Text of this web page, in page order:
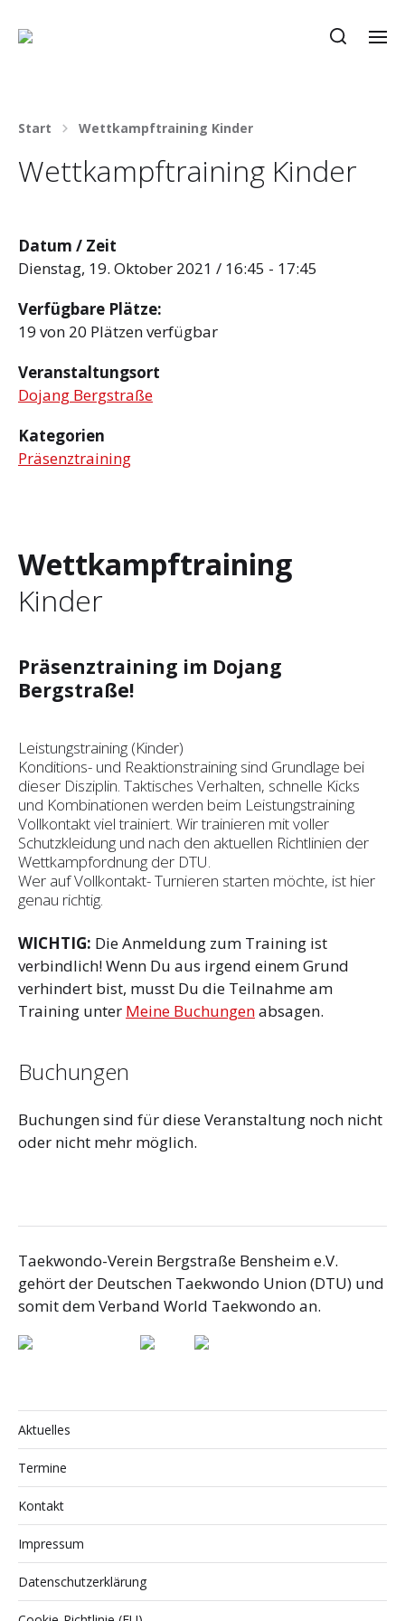
Start Wettkampftraining Kinder
Wettkampftraining Kinder
Datum / Zeit
Dienstag, 19. Oktober 2021 / 16:45 - 17:45
Verfügbare Plätze:
19 von 20 Plätzen verfügbar
Veranstaltungsort
Dojang Bergstraße
Kategorien
Präsenztraining
Wettkampftraining
Kinder
Präsenztraining im Dojang
Bergstraße!
Leistungstraining (Kinder)
Konditions- und Reaktionstraining sind Grundlage bei
dieser Disziplin. Taktisches Verhalten, schnelle Kicks
und Kombinationen werden beim Leistungstraining
Vollkontakt viel trainiert. Wir trainieren mit voller
Schutzkleidung und nach den aktuellen Richtlinien der
Wettkampfordnung der DTU.
Wer auf Vollkontakt- Turnieren starten möchte, ist hier
genau richtig.
WICHTIG: Die Anmeldung zum Training ist
verbindlich! Wenn Du aus irgend einem Grund
verhindert bist, musst Du die Teilnahme am
Training unter Meine Buchungenabsagen.
Buchungen
Buchungen sind für diese Veranstaltung noch nicht
oder nicht mehr möglich.
Taekwondo-Verein Bergstraße Bensheim e.V.
gehört der Deutschen Taekwondo Union (DTU) und
somit dem Verband World Taekwondo an.
Aktuelles
Termine
Kontakt
Impressum
Datenschutzerklärung